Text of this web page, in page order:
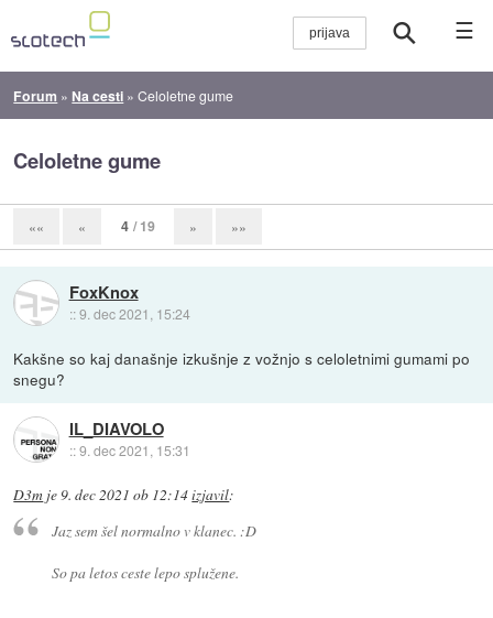
☰
Forum » Na cesti »Celoletne gume
Celoletne gume
«« « 4 / 19 » »»
FoxKnox
::9. dec 2021, 15:24
Kakšne so kaj današnje izkušnje z vožnjo s celoletnimi gumami po
snegu?
IL_DIAVOLO
::9. dec 2021, 15:31
D3m je9. dec 2021 ob 12:14izjavil:
Jaz sem šel normalno v klanec. :D
So pa letos ceste lepo splužene.